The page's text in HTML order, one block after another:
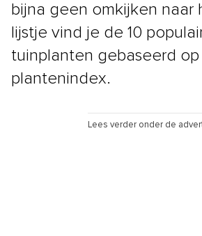
bijna geen omkijken naar
lijstje vind je de 10
tuinplanten gebaseerd
plantenindex.
Lees verder onder de